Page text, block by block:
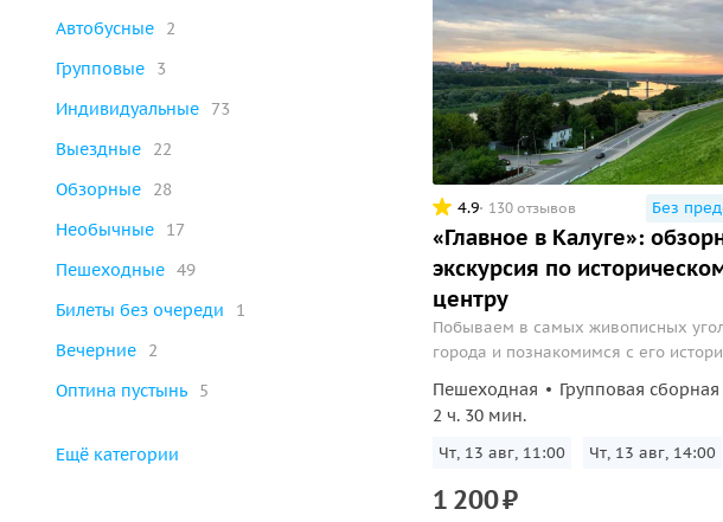
Автобусные
2
Групповые
3
Индивидуальные
73
Выездные
22
Обзорные
28
Необычные
17
Пешеходные 49
Билеты без очереди
1
Вечерние
2
Оптина пустынь
5
Ещё категории
4.9 130 отзывов Без
«Главное в Калуге»:
экскурсия по
центру
Побываем в самых живописных
города и познакомимся с его
Пешеходная
Групповая сборная
2 ч. 30 мин.
Чт, 13 авг, 11:00 Чт, 13 авг, 14:00
1 200₽